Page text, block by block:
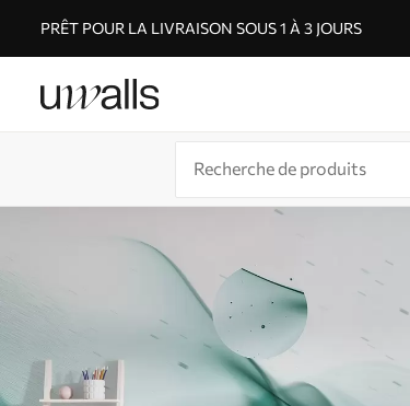
PRÊT POUR LA LIVRAISON SOUS 1 À 3 JOURS